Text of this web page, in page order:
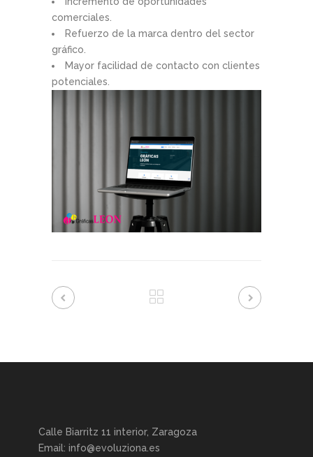
comerciales.
Refuerzo de la marca dentro del sector
gráfico.
Mayor facilidad de contacto con clientes
potenciales.
Calle Biarritz 11 interior, Zaragoza
Email: info@evoluziona.es